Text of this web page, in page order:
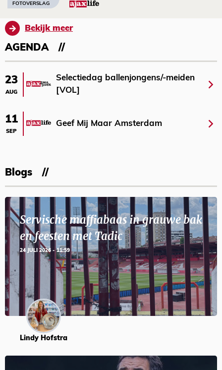
FOTOVERSLAG
Bekijk meer
AGENDA
23
AUG
Selectiedag ballenjongens/-meiden
[VOL]
11
SEP
Geef Mij Maar Amsterdam
Blogs
Servische maffiabaas in grauwe bak
en feesten met Tadic
24 JULI 2026 - 11:59
Lindy Hofstra